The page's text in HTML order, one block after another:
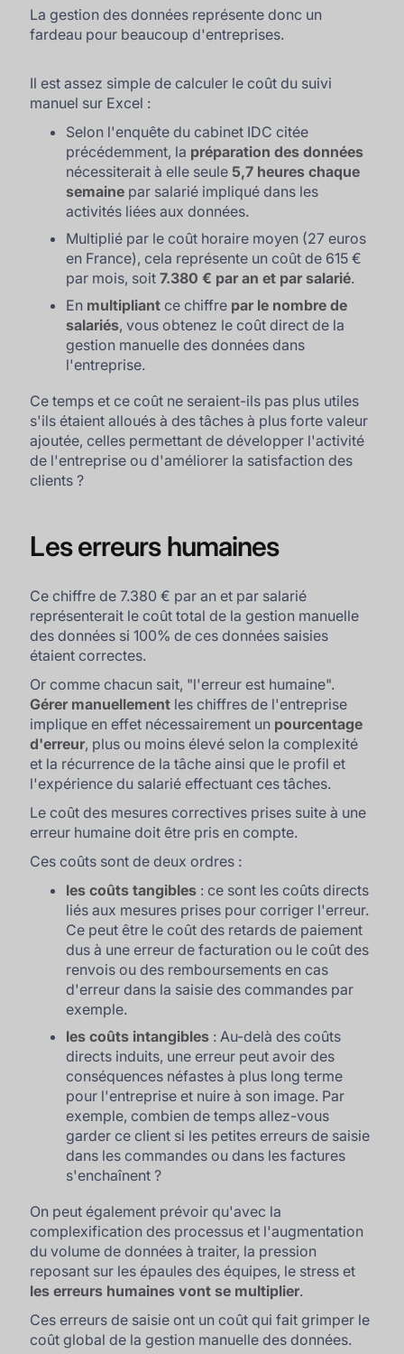
La gestion des données représente donc un
fardeau pour beaucoup d'entreprises.
Il est assez simple de calculer le coût du suivi
manuel sur Excel :
Selon l'enquête du cabinet IDC citée
précédemment, la préparation des données
nécessiterait à elle seule 5,7 heures chaque
semaine par salarié impliqué dans les
activités liées aux données.
Multiplié par le coût horaire moyen (27 euros
en France), cela représente un coût de 615 €
par mois, soit7.380 € par an et par salarié.
En multipliant ce chiffre par le nombre de
salariés, vous obtenez le coût direct de la
gestion manuelle des données dans
l'entreprise.
Ce temps et ce coût ne seraient-ils pas plus utiles
s'ils étaient alloués à des tâches à plus forte valeur
ajoutée, celles permettant de développer l'activité
de l'entreprise ou d'améliorer la satisfaction des
clients ?
Les erreurs humaines
Ce chiffre de 7.380 € par an et par salarié
représenterait le coût total de la gestion manuelle
des données si 100% de ces données saisies
étaient correctes.
Or comme chacun sait, "l'erreur est humaine".
Gérer manuellement les chiffres de l'entreprise
implique en effet nécessairement un pourcentage
d'erreur, plus ou moins élevé selon la complexité
et la récurrence de la tâche ainsi que le profil et
l'expérience du salarié effectuant ces tâches.
Le coût des mesures correctives prises suite à une
erreur humaine doit être pris en compte.
Ces coûts sont de deux ordres :
les coûts tangibles : ce sont les coûts directs
liés aux mesures prises pour corriger l'erreur.
Ce peut être le coût des retards de paiement
dus à une erreur de facturation ou le coût des
renvois ou des remboursements en cas
d'erreur dans la saisie des commandes par
exemple.
les coûts intangibles : Au-delà des coûts
directs induits, une erreur peut avoir des
conséquences néfastes à plus long terme
pour l'entreprise et nuire à son image. Par
exemple, combien de temps allez-vous
garder ce client si les petites erreurs de saisie
dans les commandes ou dans les factures
s'enchaînent ?
On peut également prévoir qu'avec la
complexification des processus et l'augmentation
du volume de données à traiter, la pression
reposant sur les épaules des équipes, le stress et
les erreurs humaines vont se multiplier.
Ces erreurs de saisie ont un coût qui fait grimper le
coût global de la gestion manuelle des données.